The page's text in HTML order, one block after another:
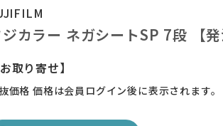
ジカラー ネガシートSP 7段 【発
お取り寄せ】
価格 価格は会員ログイン後に表示されます。